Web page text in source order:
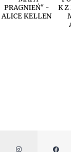
PRAGNIEŃ" -
ALICE KELLEN
K